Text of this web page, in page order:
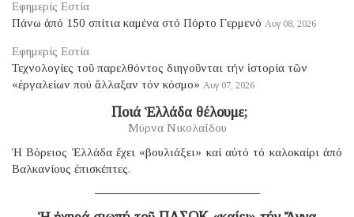
Εφημερίς Εστία
Πάνω ἀπό 150 σπίτια καμένα στό Πόρτο Γερμενό Αυγ 08, 2026
Εφημερίς Εστία
Τεχνολογίες τοῦ παρελθόντος διηγοῦνται τήν ἱστορία τῶν
«ἐργαλείων πού ἄλλαξαν τόν κόσμο» Αυγ 07, 2026
​ Ποιά Ἑλλάδα θέλουμε;
Μύρνα Νικολαΐδου
Ἡ Βόρειος Ἑλλάδα ἔχει «βουλιάξει» καί αὐτό τό καλοκαίρι ἀπό
Βαλκανίους ἐπισκέπτες.